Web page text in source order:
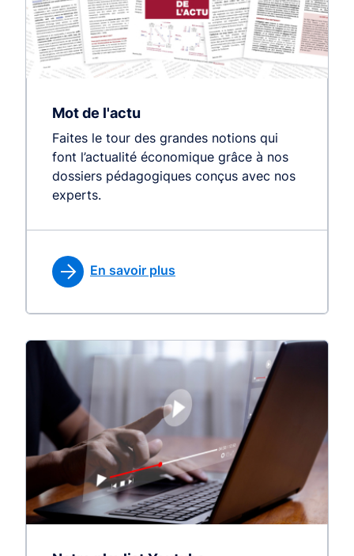
Mot de l'actu
Faites le tour des grandes notions qui
font l’actualité économique grâce à nos
dossiers pédagogiques conçus avec nos
experts.
En savoir plus